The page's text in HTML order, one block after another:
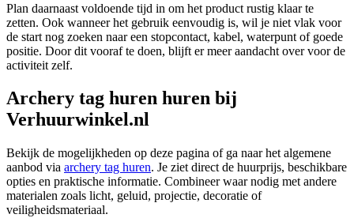
Plan daarnaast voldoende tijd in om het product rustig klaar te
zetten. Ook wanneer het gebruik eenvoudig is, wil je niet vlak voor
de start nog zoeken naar een stopcontact, kabel, waterpunt of goede
positie. Door dit vooraf te doen, blijft er meer aandacht over voor de
activiteit zelf.
Archery tag huren huren bij
Verhuurwinkel.nl
Bekijk de mogelijkheden op deze pagina of ga naar het algemene
aanbod via archery tag huren. Je ziet direct de huurprijs, beschikbare
opties en praktische informatie. Combineer waar nodig met andere
materialen zoals licht, geluid, projectie, decoratie of
veiligheidsmateriaal.